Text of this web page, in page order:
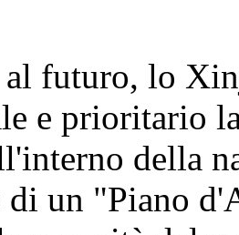
al futuro, lo
e prioritario
della
di un "Piano